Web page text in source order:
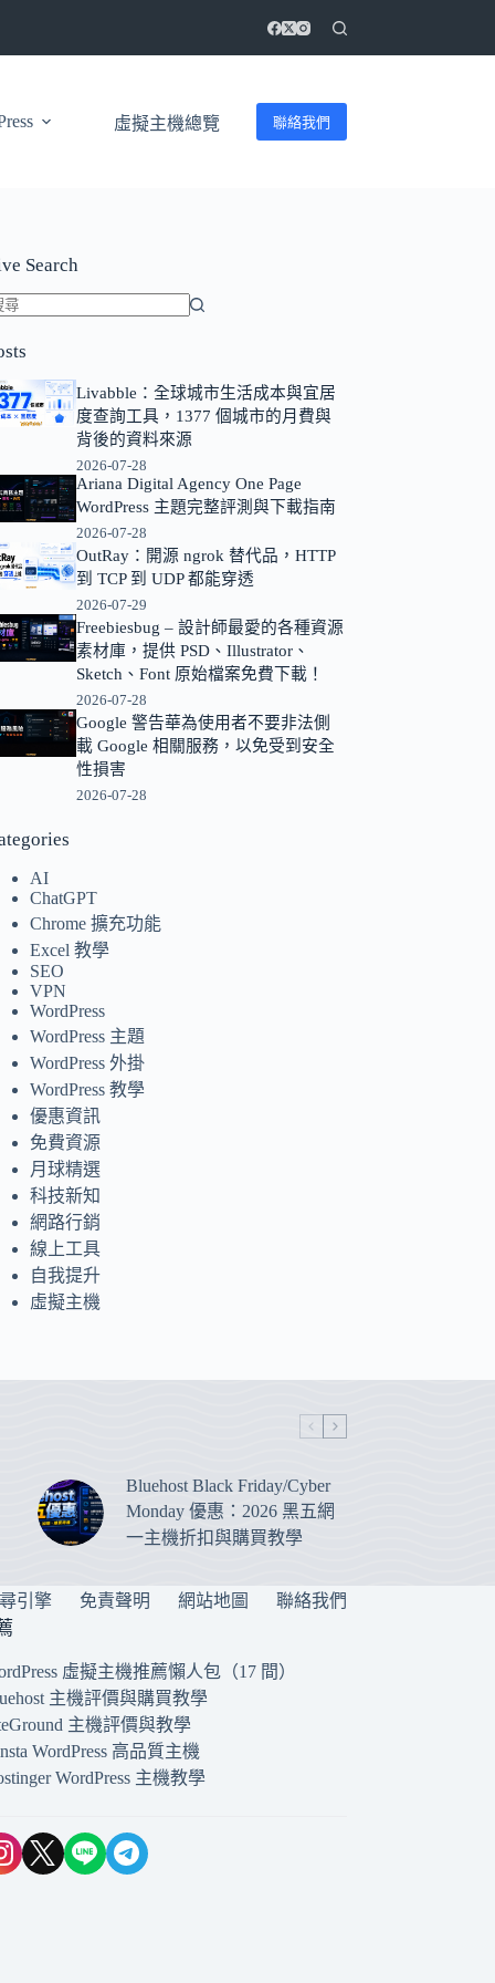
虛擬主機總覽 聯絡我們
Search
Livabble：全球城市生活成本與宜居
度查詢工具，1377 個城市的月費與
背後的資料來源
2026-07-28
Ariana Digital Agency One Page
WordPress 主題完整評測與下載指南
2026-07-28
OutRay：開源 ngrok 替代品，HTTP
到 TCP 到 UDP 都能穿透
2026-07-29
Freebiesbug – 設計師最愛的各種資源
素材庫，提供 PSD、Illustrator、
Sketch、Font 原始檔案免費下載！
2026-07-28
Google 警告華為使用者不要非法側
載 Google 相關服務，以免受到安全
性損害
2026-07-28
AI
ChatGPT
Chrome 擴充功能
Excel 教學
SEO
VPN
WordPress
WordPress 主題
WordPress 外掛
WordPress 教學
優惠資訊
免費資源
月球精選
科技新知
網路行銷
線上工具
自我提升
虛擬主機
Bluehost Black Friday/Cyber
Monday 優惠：2026 黑五網
一主機折扣與購買教學
引擎 免責聲明 網站地圖 聯絡我們
虛擬主機推薦懶人包（17 間）
主機評價與購買教學
主機評價與教學
WordPress 高品質主機
WordPress 主機教學